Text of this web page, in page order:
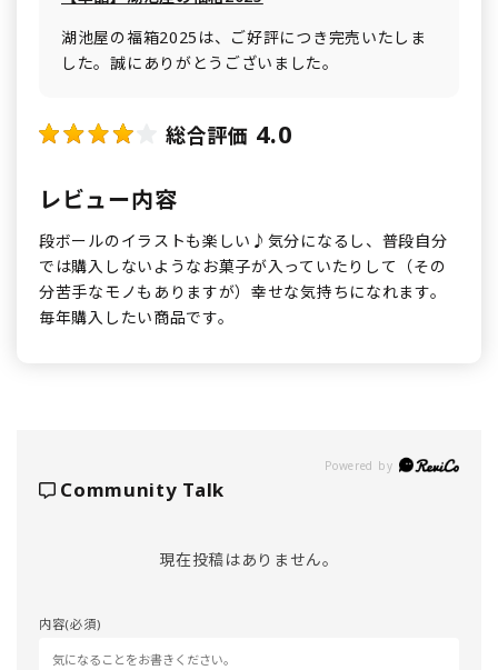
湖池屋の福箱2025は、ご好評につき完売いたしま
した。誠にありがとうございました。
総合評価 4.0
レビュー内容
段ボールのイラストも楽しい♪気分になるし、普段自分
では購入しないようなお菓子が入っていたりして（その
分苦手なモノもありますが）幸せな気持ちになれます。
毎年購入したい商品です。
Powered by
Community Talk
現在投稿はありません。
内容(必須)